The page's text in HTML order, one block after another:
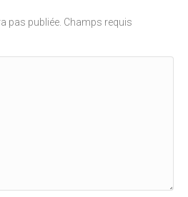
pas publiée. Champs requis